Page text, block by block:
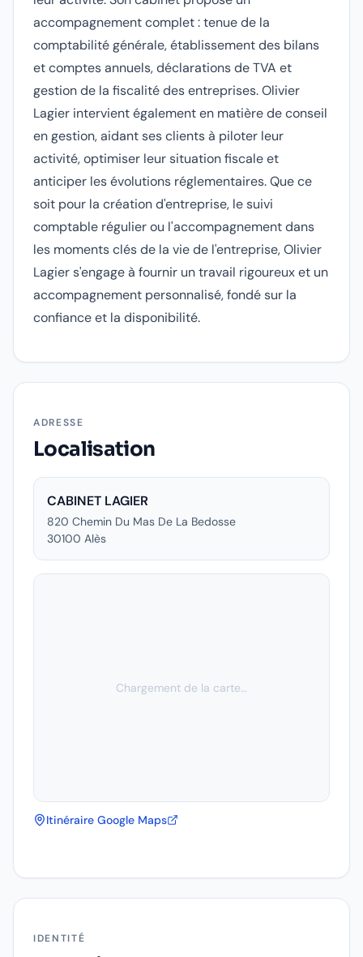
accompagnement complet : tenue de la
comptabilité générale, établissement des bilans
et comptes annuels, déclarations de TVA et
gestion de la fiscalité des entreprises. Olivier
Lagier intervient également en matière de conseil
en gestion, aidant ses clients à piloter leur
activité, optimiser leur situation fiscale et
anticiper les évolutions réglementaires. Que ce
soit pour la création d'entreprise, le suivi
comptable régulier ou l'accompagnement dans
les moments clés de la vie de l'entreprise, Olivier
Lagier s'engage à fournir un travail rigoureux et un
accompagnement personnalisé, fondé sur la
confiance et la disponibilité.
ADRESSE
Localisation
CABINET LAGIER
820 Chemin Du Mas De La Bedosse
30100 Alès
Chargement de la carte…
Itinéraire Google Maps
IDENTITÉ